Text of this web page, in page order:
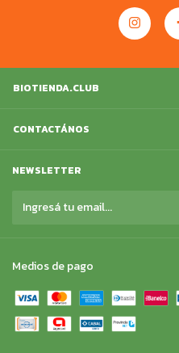
BIOTIENDA.CLUB
CONTACTÁNOS
NEWSLETTER
Medios de pago